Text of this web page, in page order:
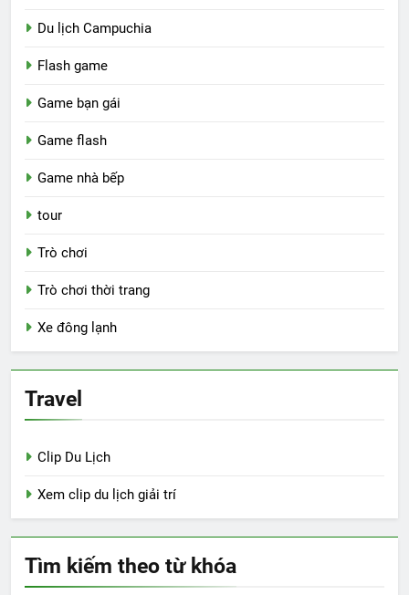
Du lịch Campuchia
Flash game
Game bạn gái
Game flash
Game nhà bếp
tour
Trò chơi
Trò chơi thời trang
Xe đông lạnh
Travel
Clip Du Lịch
Xem clip du lịch giải trí
Tìm kiếm theo từ khóa